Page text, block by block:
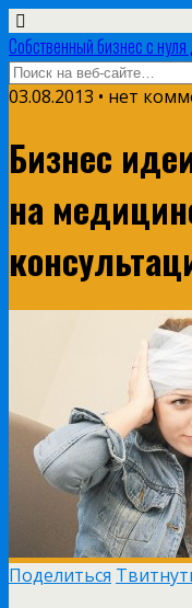
Собственный бизнес с
03.08.2013 • нет
Бизнес
на
Поделиться